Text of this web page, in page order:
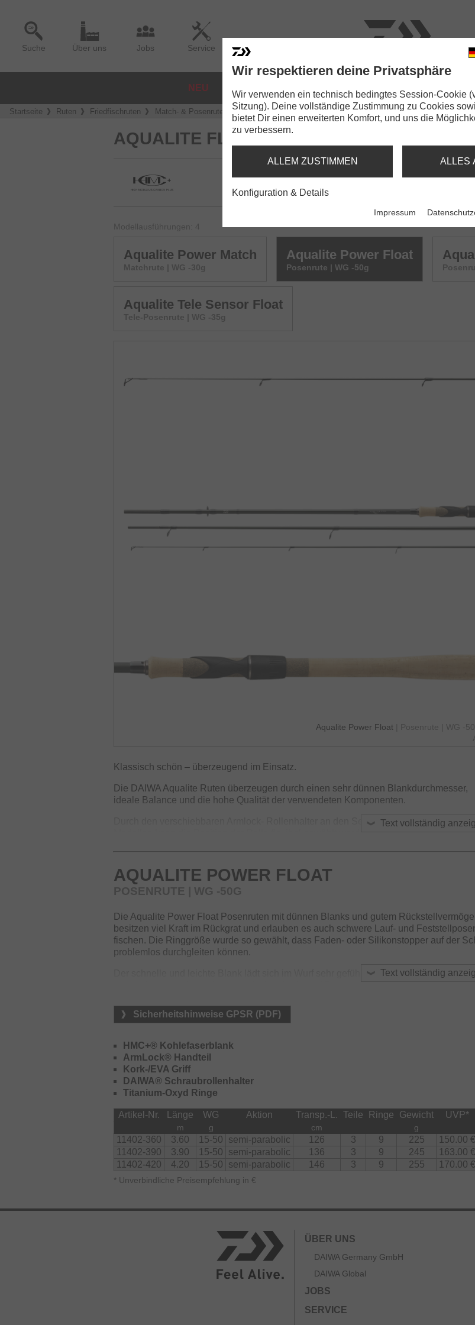
Suche Über uns Jobs Service
NEU
Startseite Ruten Friedfischruten Match- & Posenruten Aqualite Power Float
AQUALITE FLOAT & MATCH
Modellausführungen: 4
Aqualite Power Match
Matchrute | WG -30g
Aqualite Power Float
Posenrute | WG -50g
Aqualite Tele Sensor Float
Tele-Posenrute | WG -35g
Aqualite Power Float
| Posenrute | WG -50g
Text vollständig
Klassisch schön – überzeugend im Einsatz.
Die DAIWA Aqualite Ruten überzeugen durch einen sehr dünnen Blankdurchmesser,
ideale Balance und die hohe Qualität der verwendeten Komponenten.
Durch den verschiebbaren Armlock- Rollenhalter an den Sensor Float und Power Float
verschiedenen Naturködermontagen angepasst.
AQUALITE POWER FLOAT
POSENRUTE | WG -50G
Text vollständig
Die Aqualite Power Float Posenruten mit dünnen Blanks und gutem
besitzen viel Kraft im Rückgrat und erlauben es auch schwere Lauf- und
fischen. Die Ringgröße wurde so gewählt, dass Faden- oder Silikonstopper auf der
problemlos durchgleiten können.
Der schnelle und leichte Blank lädt sich im Wurf sehr gefühlvoll auf und ermöglicht
Ausgestattet mit speziell geformtem Armlock Korkgriff für optimalen Komfort während
Angelns.Sicherheitshinweise GPSR (PDF)
HMC+® Kohlefaserblank
ArmLock® Handteil
Kork-/EVA Griff
DAIWA® Schraubrollenhalter
Titanium-Oxyd Ringe
Artikel-Nr. Länge WG Aktion Transp.-L. Teile Ringe Gewicht UVP*
m g cm g
11402-360 3.60 15-50 semi-parabolic 126 3 9 225
150.00 €
11402-390
3.90 15-50 semi-parabolic 136 3 9 245
163.00 €
11402-420
4.20 15-50 semi-parabolic 146 3 9 255 170.00 €
* Unverbindliche Preisempfehlung in €
ÜBER UNS
DAIWA Germany GmbH
DAIWA Global
JOBS
SERVICE
Wir respektieren deine Privatsphäre
Wir verwenden ein technisch bedingtes Session-Cookie
Sitzung). Deine vollständige Zustimmung zu Cookies
bietet Dir einen erweiterten Komfort, und uns die
zu verbessern.
ALLEM ZUSTIMMEN ALLES
Konfiguration & Details
Impressum